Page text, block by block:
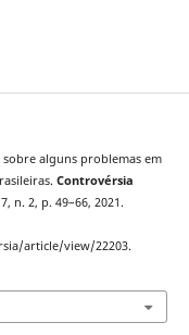
sobre alguns problemas em
Controvérsia
n. 2, p. 49–66, 2021.
article/view/22203.